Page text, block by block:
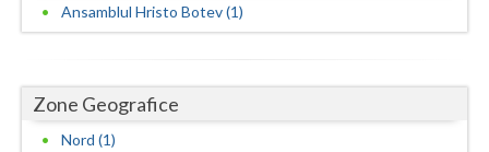
Giurgiu
Ansamblul Hristo Botev (1)
Zone Geografice
Nord (1)